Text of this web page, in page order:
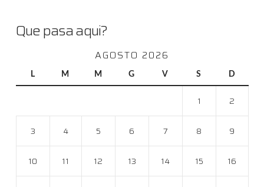
Que pasa aqui?
AGOSTO 2026
L M M G V S D
1 2
3 4 5 6 7 8 9
10 11 12 13 14 15 16